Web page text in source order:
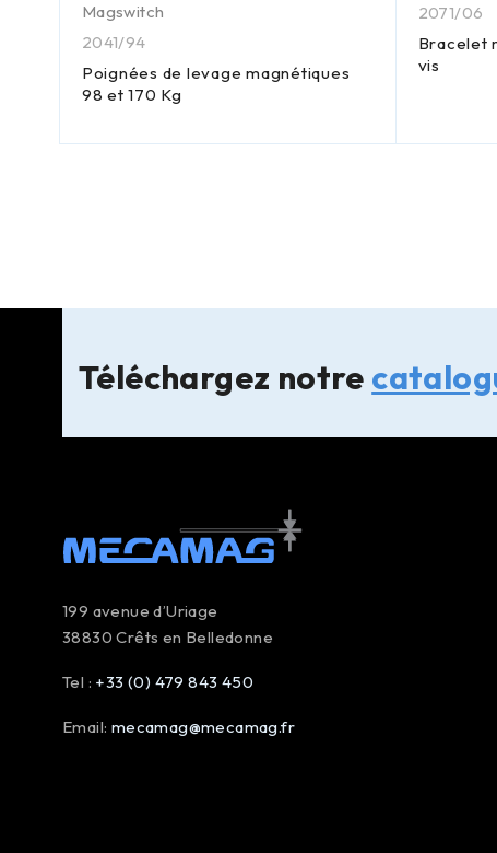
Magswitch
2041/94
Poignées de levage magnétiques
98 et 170 Kg
2071/06
Bracelet
vis
Téléchargez notre
199 avenue d’Uriage
38830 Crêts en Belledonne
Tel : +33 (0) 479 843 450
Email: mecamag@mecamag.fr